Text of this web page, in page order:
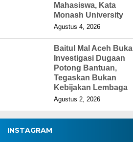
Mahasiswa, Kata
Monash University
Agustus 4, 2026
Baitul Mal Aceh Buka
Investigasi Dugaan
Potong Bantuan,
Tegaskan Bukan
Kebijakan Lembaga
Agustus 2, 2026
INSTAGRAM